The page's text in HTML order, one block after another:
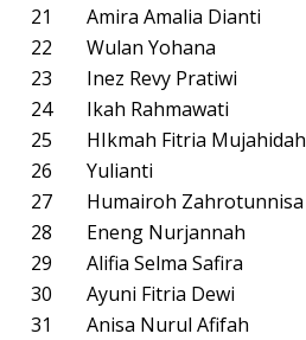
21
Amira Amalia Dianti
22
Wulan Yohana
23
Inez Revy Pratiwi
24
Ikah Rahmawati
25
HIkmah Fitria Mujahidah
26
Yulianti
27
Humairoh Zahrotunnisa
28
Eneng Nurjannah
29
Alifia Selma Safira
30
Ayuni Fitria Dewi
31
Anisa Nurul Afifah